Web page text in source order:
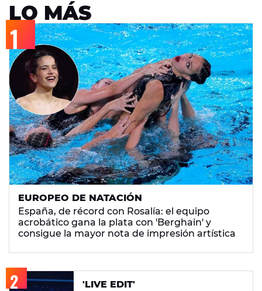
LO MÁS
EUROPEO DE NATACIÓN
España, de récord con Rosalía: el equipo
acrobático gana la plata con 'Berghain' y
consigue la mayor nota de impresión artística
'LIVE EDIT'